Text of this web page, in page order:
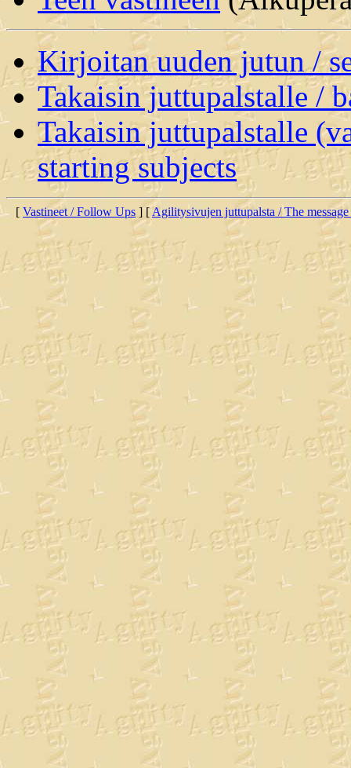
Kirjoitan uuden jutun /
Takaisin juttupalstalle /
Takaisin juttupalstalle
starting subjects
[ Vastineet / Follow Ups ] [Agilitysivujen juttupalsta / The